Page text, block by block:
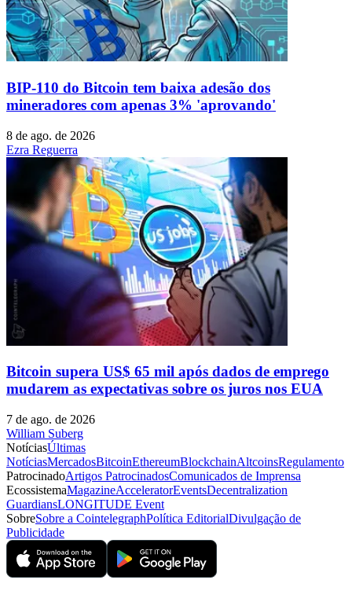
BIP-110 do Bitcoin tem baixa adesão dos
mineradores com apenas 3% 'aprovando'
8 de ago. de 2026
Ezra Reguerra
Bitcoin supera US$ 65 mil após dados de emprego
mudarem as expectativas sobre os juros nos EUA
7 de ago. de 2026
William Suberg
NotíciasÚltimas
NotíciasMercadosBitcoinEthereumBlockchainAltcoinsRegulamento
PatrocinadoArtigos PatrocinadosComunicados de Imprensa
EcossistemaMagazineAcceleratorEventsDecentralization
GuardiansLONGITUDE Event
SobreSobre a CointelegraphPolítica EditorialDivulgação de
Publicidade